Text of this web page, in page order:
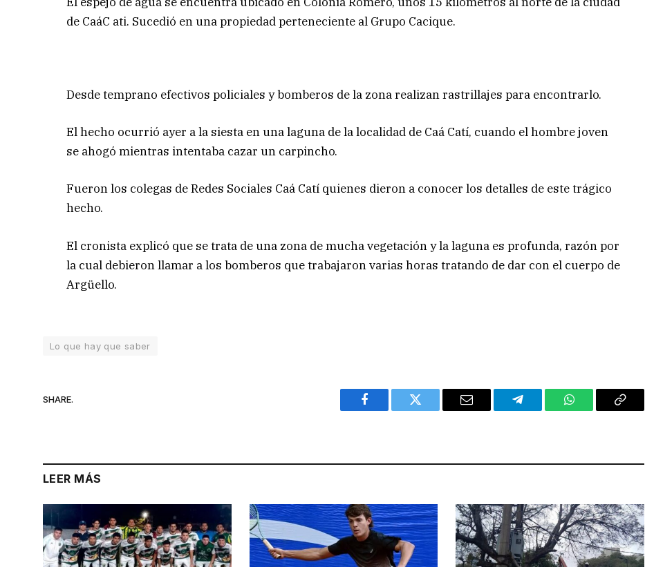
de CaáC ati. Sucedió en una propiedad perteneciente al Grupo Cacique.
Desde temprano efectivos policiales y bomberos de la zona realizan rastrillajes para encontrarlo.
El hecho ocurrió ayer a la siesta en una laguna de la localidad de Caá Catí, cuando el hombre joven
se ahogó mientras intentaba cazar un carpincho.
Fueron los colegas de Redes Sociales Caá Catí quienes dieron a conocer los detalles de este trágico
hecho.
El cronista explicó que se trata de una zona de mucha vegetación y la laguna es profunda, razón por
la cual debieron llamar a los bomberos que trabajaron varias horas tratando de dar con el cuerpo de
Argüello.
Lo que hay que saber
SHARE.
Facebook Twitter Email Telegram WhatsAppCopy
LEER MÁS